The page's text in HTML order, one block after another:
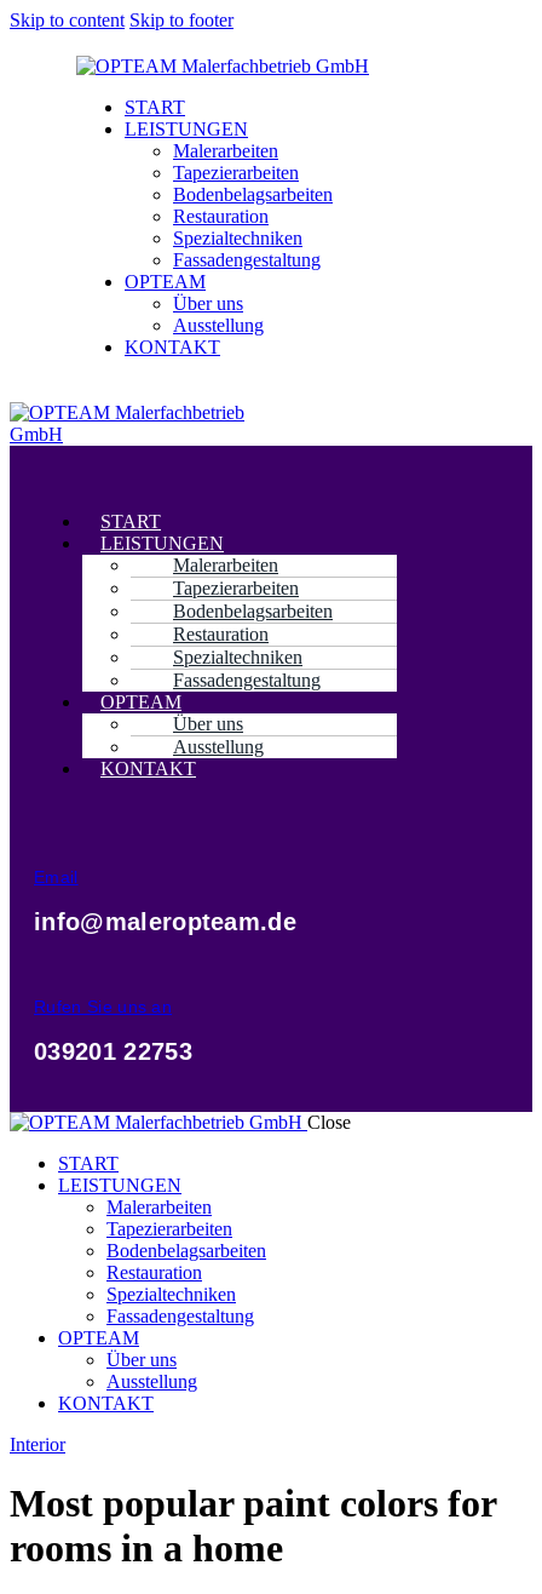
Skip to content Skip to footer
START
LEISTUNGEN
Malerarbeiten
Tapezierarbeiten
Bodenbelagsarbeiten
Restauration
Spezialtechniken
Fassadengestaltung
OPTEAM
Über uns
Ausstellung
KONTAKT
Menü
START
LEISTUNGEN
Malerarbeiten
Tapezierarbeiten
Bodenbelagsarbeiten
Restauration
Spezialtechniken
Fassadengestaltung
OPTEAM
Über uns
Ausstellung
KONTAKT
Email
info@maleropteam.de
Rufen Sie uns an
039201 22753
Close
START
LEISTUNGEN
Malerarbeiten
Tapezierarbeiten
Bodenbelagsarbeiten
Restauration
Spezialtechniken
Fassadengestaltung
OPTEAM
Über uns
Ausstellung
KONTAKT
facebook-
twitter-
dribble-
instagram
Interior
Most popular paint colors for
rooms in a home